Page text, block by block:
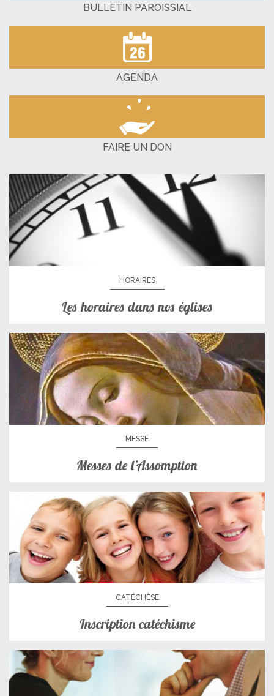
BULLETIN PAROISSIAL
AGENDA
FAIRE UN DON
HORAIRES
Les horaires dans nos églises
MESSE
Messes de l’Assomption
CATÉCHÈSE
Inscription catéchisme